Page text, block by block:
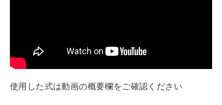
使用した式は動画の概要欄をご確認ください